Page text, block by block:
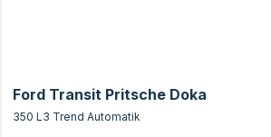
Ford Transit Pritsche Doka
350 L3 Trend Automatik